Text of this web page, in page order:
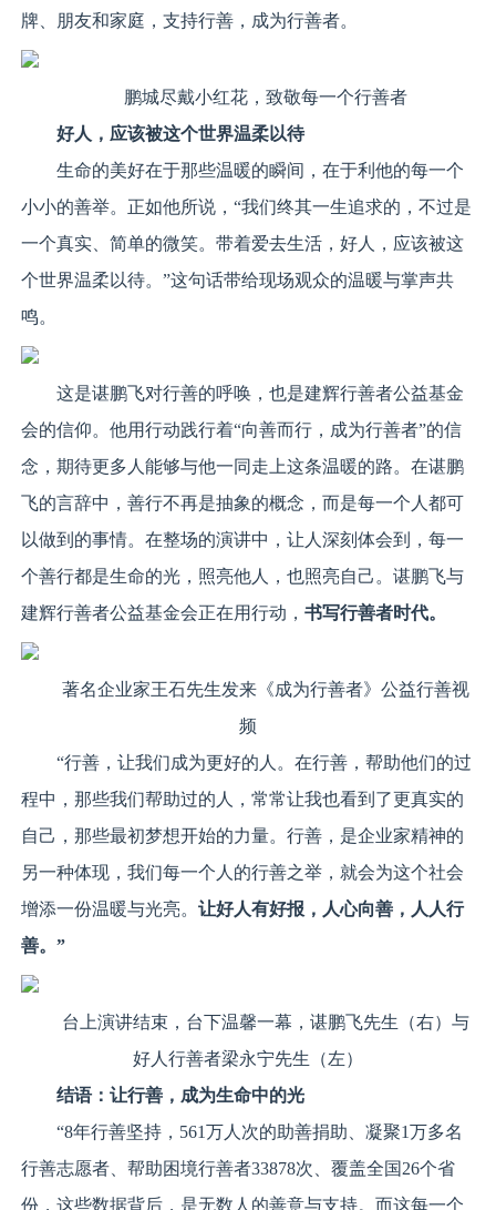
牌、朋友和家庭，支持行善，成为行善者。
鹏城尽戴小红花，致敬每一个行善者
好人，应该被这个世界温柔以待
生命的美好在于那些温暖的瞬间，在于利他的每一个
小小的善举。正如他所说，“我们终其一生追求的，不过是
一个真实、简单的微笑。带着爱去生活，好人，应该被这
个世界温柔以待。”这句话带给现场观众的温暖与掌声共
鸣。
这是谌鹏飞对行善的呼唤，也是建辉行善者公益基金
会的信仰。他用行动践行着“向善而行，成为行善者”的信
念，期待更多人能够与他一同走上这条温暖的路。在谌鹏
飞的言辞中，善行不再是抽象的概念，而是每一个人都可
以做到的事情。在整场的演讲中，让人深刻体会到，每一
个善行都是生命的光，照亮他人，也照亮自己。谌鹏飞与
建辉行善者公益基金会正在用行动，书写行善者时代。
著名企业家王石先生发来《成为行善者》公益行善视
频
“行善，让我们成为更好的人。在行善，帮助他们的过
程中，那些我们帮助过的人，常常让我也看到了更真实的
自己，那些最初梦想开始的力量。行善，是企业家精神的
另一种体现，我们每一个人的行善之举，就会为这个社会
增添一份温暖与光亮。让好人有好报，人心向善，人人行
善。”
台上演讲结束，台下温馨一幕，谌鹏飞先生（右）与
好人行善者梁永宁先生（左）
结语：让行善 ， 成为生命中的光
“8年行善坚持，561万人次的助善捐助、凝聚1万多名
行善志愿者、帮助困境行善者33878次、覆盖全国26个省
份，这些数据背后，是无数人的善意与支持。而这每一个